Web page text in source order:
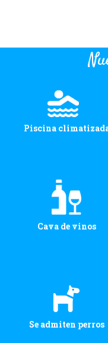
Piscina
Cava de vinos
Se admiten perros